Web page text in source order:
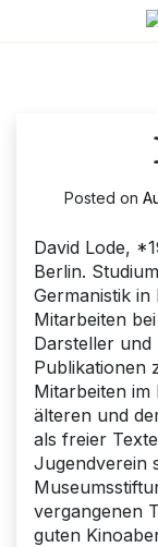
Posted on
David Lode,
Berlin.
Germanistik
Mitarbeiten
Darsteller
Publikationen
Mitarbeiten
älteren und
als freier
Jugendverein
vergangenen
guten